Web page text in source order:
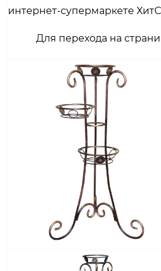
интернет-супермаркете
Для перехода на